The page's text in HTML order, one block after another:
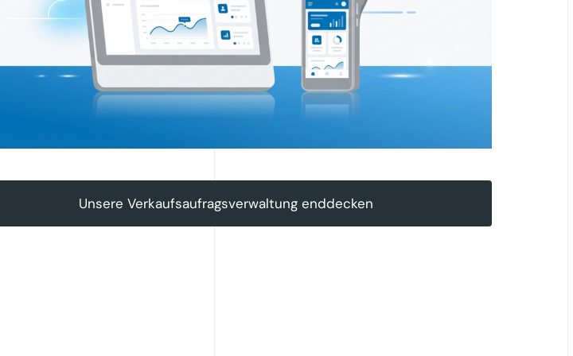
Unsere Verkaufsaufragsverwaltung enddecken